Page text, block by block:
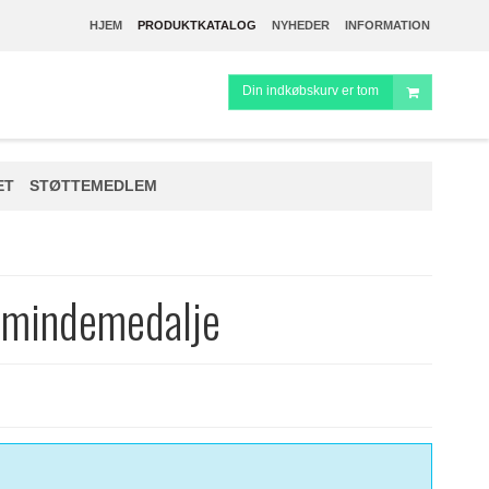
HJEM PRODUKTKATALOG NYHEDER INFORMATION
Din indkøbskurv er tom
STØTTEMEDLEM